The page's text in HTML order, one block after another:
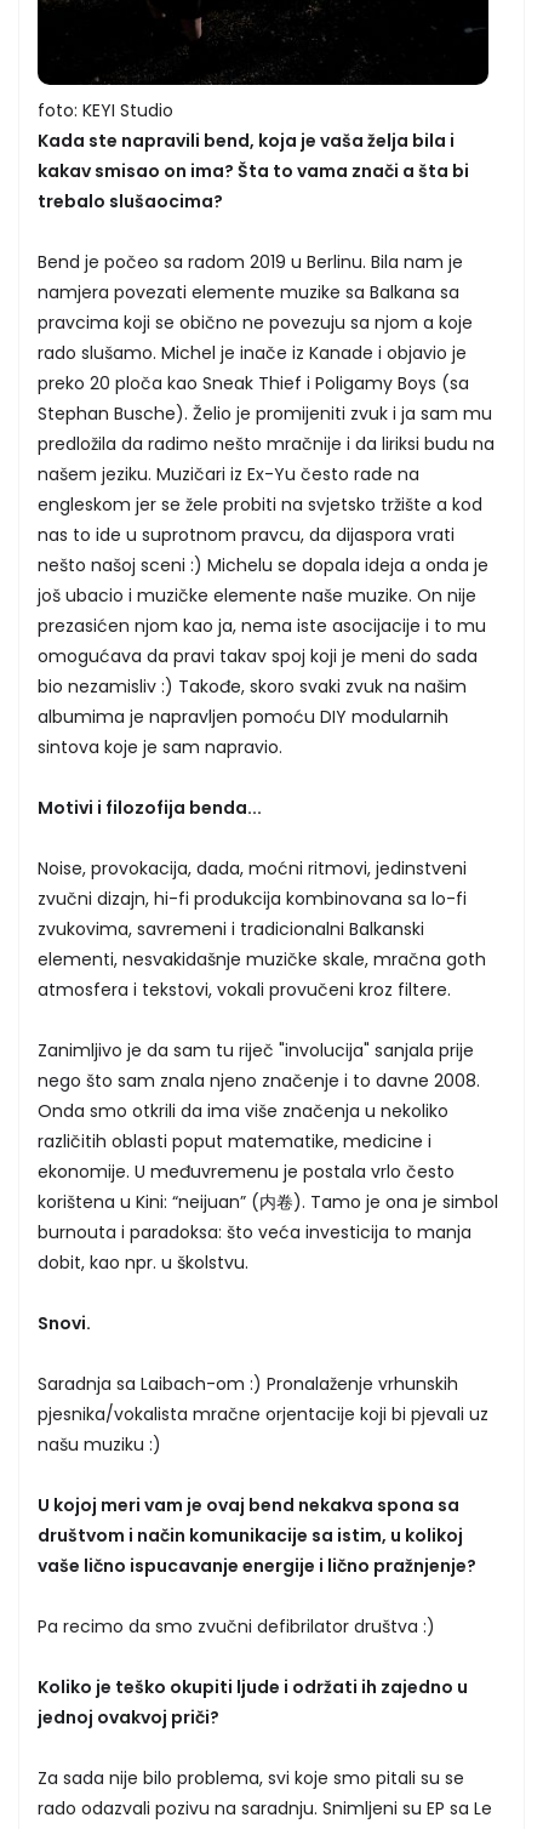
foto: KEYI Studio
Kada ste napravili bend, koja je vaša želja bila i
kakav smisao on ima? Šta to vama znači a šta bi
trebalo slušaocima?
Bend je počeo sa radom 2019 u Berlinu. Bila nam je
namjera povezati elemente muzike sa Balkana sa
pravcima koji se obično ne povezuju sa njom a koje
rado slušamo. Michel je inače iz Kanade i objavio je
preko 20 ploča kao Sneak Thief i Poligamy Boys (sa
Stephan Busche). Želio je promijeniti zvuk i ja sam mu
predložila da radimo nešto mračnije i da liriksi budu na
našem jeziku. Muzičari iz Ex-Yu često rade na
engleskom jer se žele probiti na svjetsko tržište a kod
nas to ide u suprotnom pravcu, da dijaspora vrati
nešto našoj sceni :) Michelu se dopala ideja a onda je
još ubacio i muzičke elemente naše muzike. On nije
prezasićen njom kao ja, nema iste asocijacije i to mu
omogućava da pravi takav spoj koji je meni do sada
bio nezamisliv :) Takođe, skoro svaki zvuk na našim
albumima je napravljen pomoću DIY modularnih
sintova koje je sam napravio.
Motivi i filozofija benda...
Noise, provokacija, dada, moćni ritmovi, jedinstveni
zvučni dizajn, hi-fi produkcija kombinovana sa lo-fi
zvukovima, savremeni i tradicionalni Balkanski
elementi, nesvakidašnje muzičke skale, mračna goth
atmosfera i tekstovi, vokali provučeni kroz filtere.
Zanimljivo je da sam tu riječ "involucija" sanjala prije
nego što sam znala njeno značenje i to davne 2008.
Onda smo otkrili da ima više značenja u nekoliko
različitih oblasti poput matematike, medicine i
ekonomije. U međuvremenu je postala vrlo često
korištena u Kini: “neijuan” (内卷). Tamo je ona je simbol
burnouta i paradoksa: što veća investicija to manja
dobit, kao npr. u školstvu.
Snovi.
Saradnja sa Laibach-om :) Pronalaženje vrhunskih
pjesnika/vokalista mračne orjentacije koji bi pjevali uz
našu muziku :)
U kojoj meri vam je ovaj bend nekakva spona sa
društvom i način komunikacije sa istim, u kolikoj
vaše lično ispucavanje energije i lično pražnjenje?
Pa recimo da smo zvučni defibrilator društva :)
Koliko je teško okupiti ljude i održati ih zajedno u
jednoj ovakvoj priči?
Za sada nije bilo problema, svi koje smo pitali su se
rado odazvali pozivu na saradnju. Snimljeni su EP sa Le